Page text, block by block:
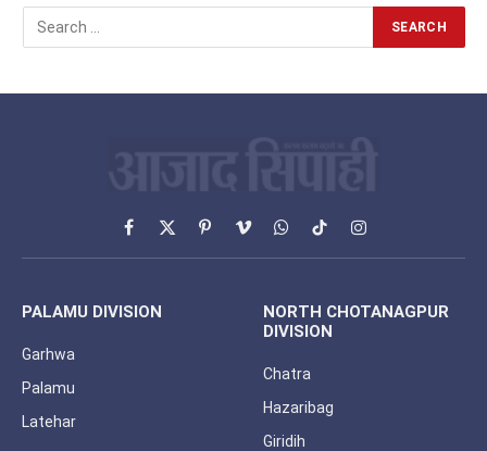
Facebook
X
(Twitter)
PinterestVimeoWhatsApp
TikTokInstagram
PALAMU DIVISION
Garhwa
Palamu
Latehar
NORTH CHOTANAGPUR
DIVISION
Chatra
Hazaribag
Giridih